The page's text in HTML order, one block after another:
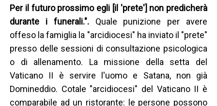
Per il futuro prossimo egli [il 'prete'] non predicherà
durante i funerali.". Quale punizione per avere
offeso la famiglia la "arcidiocesi" ha inviato il "prete"
presso delle sessioni di consultazione psicologica
o di allenamento. La missione della setta del
Vaticano II è servire l'uomo e Satana, non già
Domineddio. Cotale "arcidiocesi" del Vaticano II è
comparabile ad un ristorante: le persone possono